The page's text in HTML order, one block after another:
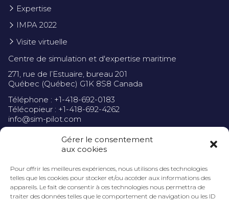
Gérer le consentement
aux cookies
Pour offrir les meilleures expériences, nous utilisons des technologies
telles que les cookies pour stocker et/ou accéder aux informations des
appareils. Le fait de consentir à ces technologies nous permettra de
traiter des données telles que le comportement de navigation ou les ID
Expertise
IMPA 2022
Visite virtuelle
Centre de simulation et d'expertise maritime
271, rue de l’Estuaire, bureau 201
Québec (Québec) G1K 8S8 Canada
Téléphone : +1-418-692-0183
Télécopieur : +1-418-692-4262
info@sim-pilot.com
Politique de confidentialité